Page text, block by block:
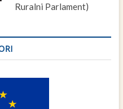
Ruralni Parlament)